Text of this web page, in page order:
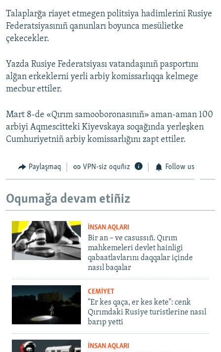
Talaplarğa riayet etmegen politsiya hadimlerini Rusiye
Federatsiyasınıñ qanunları boyunca mesülietke
çekecekler.
Yazda Rusiye Federatsiyası vatandaşınıñ pasportını
alğan erkeklerni yerli arbiy komissarlıqqa kelmege
mecbur ettiler.
Mart 8-de «Qırım samooboronasınıñ» aman-aman 100
arbiyi Aqmescitteki Kiyevskaya soqağında yerleşken
Cumhuriyetniñ arbiy komissarlığını zapt ettiler.
Paylaşmaq VPN-siz oquñız Follow us
Oqumağa devam etiñiz
İNSAN AQLARI
Bir an – ve casussıñ. Qırım
mahkemeleri devlet hainligi
qabaatlavlarını daqqalar içinde
nasıl baqalar
CEMİYET
"Er kes qaça, er kes kete": cenk
Qırımdaki Rusiye turistlerine nasıl
barıp yetti
İNSAN AQLARI